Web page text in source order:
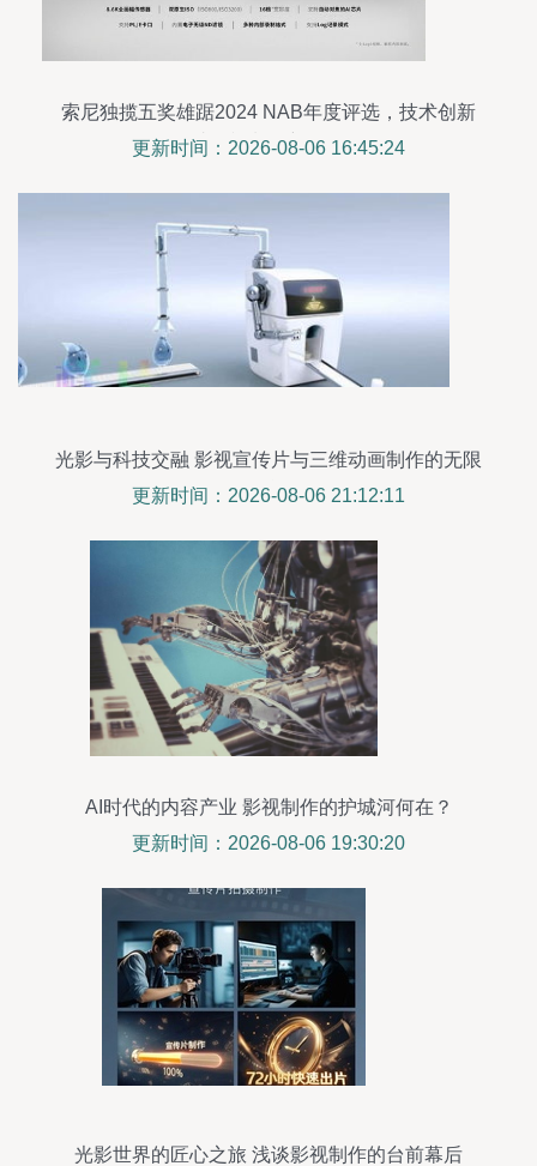
索尼独揽五奖雄踞2024 NAB年度评选，技术创新
成影视制作新标杆
更新时间：2026-08-06 16:45:24
光影与科技交融 影视宣传片与三维动画制作的无限
可能
更新时间：2026-08-06 21:12:11
AI时代的内容产业 影视制作的护城河何在？
更新时间：2026-08-06 19:30:20
光影世界的匠心之旅 浅谈影视制作的台前幕后